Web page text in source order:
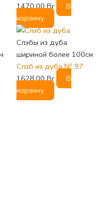
1470,00Br
В
корзину
Слэбы из дуба
шириной более 100см
Слэб из дуба № 97
1628,00Br
В
корзину